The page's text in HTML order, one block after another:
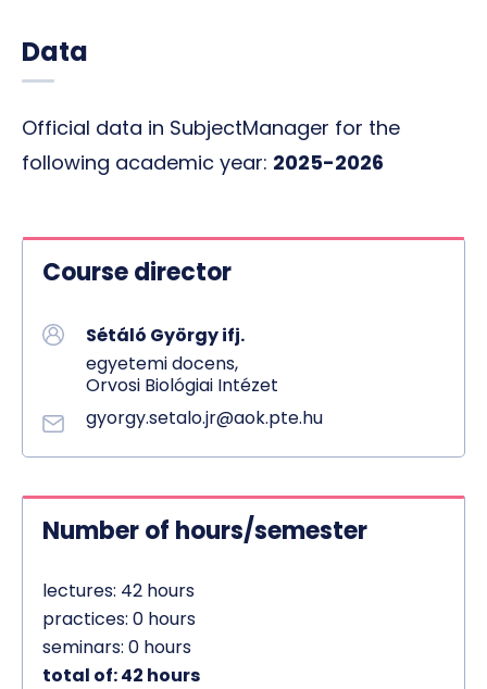
Data
Official data in SubjectManager for the
following academic year: 2025-2026
Course director
Sétáló György ifj.
egyetemi docens,
Orvosi Biológiai Intézet
gyorgy.setalo.jr@aok.pte.hu
Number of hours/semester
lectures: 42 hours
practices: 0 hours
seminars: 0 hours
total of: 42 hours